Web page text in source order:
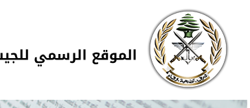
تجاوز إلى المحتوى الرئيسي
Skip to navigation